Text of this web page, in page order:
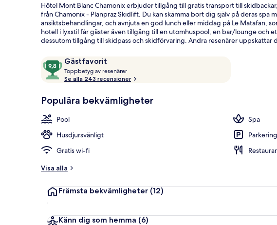
Hôtel Mont Blanc Chamonix erbjuder tillgång till gratis transport till
från Chamonix - Planpraz Skidlift. Du kan skämma bort dig själv på deras spa
ansiktsbehandlingar, och avnjuta en god lunch eller middag på Le Matafan,
hotell i lyxstil får gäster även tillgång till en utomhuspool, en bar/lounge och
dessutom tillgång till skidpass och skidförvaring. Andra resenärer uppskattar
RecensionerGästfavorit
9,8
av
10,
Toppbetyg av resenärer
o
p
b
r
e
n
Se alla 243 recensioner
Populära bekvämligheter
Pool
Spa
Husdjursvänligt
Gratis wi-fi
Visa alla
Främsta bekvämligheter (12)
Känn dig som hemma (6)